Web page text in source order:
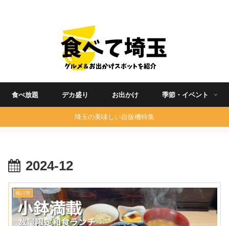
食べ放題 デカ盛り お出かけ 季節・イベント
埼玉の美味しい自販機特集
2024-12
桶川市